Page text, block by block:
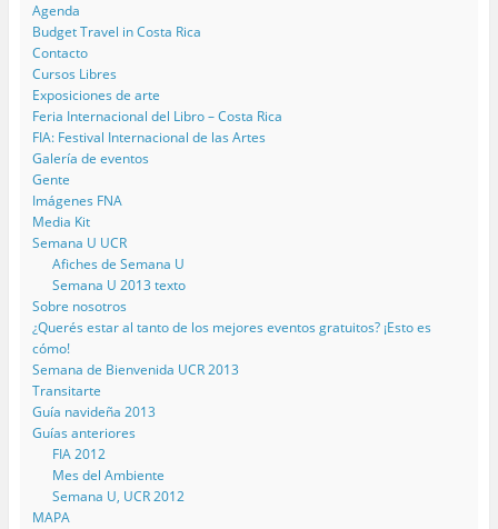
Agenda
Budget Travel in Costa Rica
Contacto
Cursos Libres
Exposiciones de arte
Feria Internacional del Libro – Costa Rica
FIA: Festival Internacional de las Artes
Galería de eventos
Gente
Imágenes FNA
Media Kit
Semana U UCR
Afiches de Semana U
Semana U 2013 texto
Sobre nosotros
¿Querés estar al tanto de los mejores eventos gratuitos? ¡Esto es
cómo!
Semana de Bienvenida UCR 2013
Transitarte
Guía navideña 2013
Guías anteriores
FIA 2012
Mes del Ambiente
Semana U, UCR 2012
MAPA